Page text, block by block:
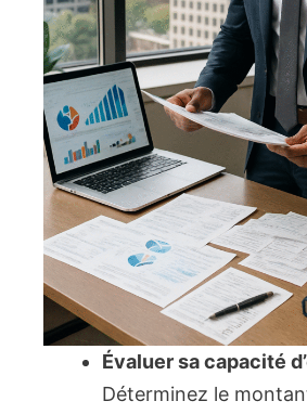
Évaluer sa capacité
Déterminez le